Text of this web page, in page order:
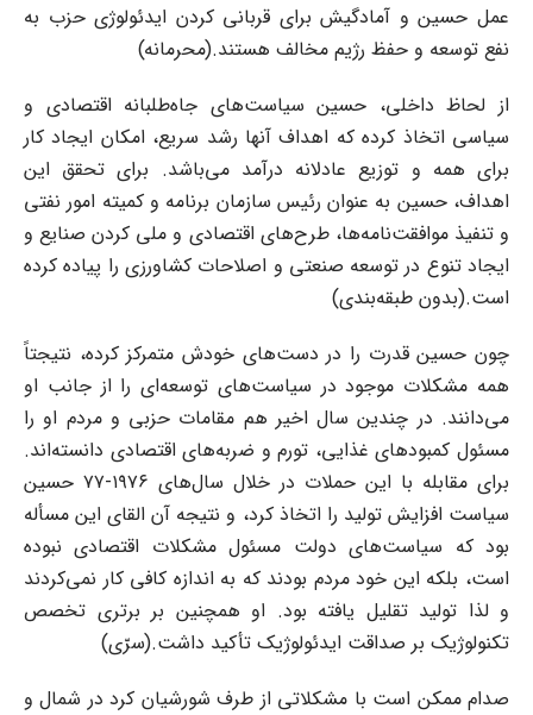
عمل حسین و آمادگیش برای قربانی کردن ایدئولوژی حزب به
نفع توسعه و حفظ رژیم مخالف هستند.(محرمانه)
از لحاظ داخلی، حسین سیاست‌های جاه‌طلبانه اقتصادی و
سیاسی اتخاذ کرده که اهداف آنها رشد سریع، امکان ایجاد کار
برای همه و توزیع عادلانه درآمد می‌باشد. برای تحقق این
اهداف، حسین به عنوان رئیس سازمان برنامه و کمیته امور نفتی
و تنفیذ موافقت‌نامه‌ها، طرح‌های اقتصادی و ملی کردن صنایع و
ایجاد تنوع در توسعه صنعتی و اصلاحات کشاورزی را پیاده کرده
است.(بدون طبقه‌بندی)
چون حسین قدرت را در دست‌های خودش متمرکز کرده، نتیجتاً
همه مشکلات موجود در سیاست‌های توسعه‌ای را از جانب او
می‌دانند. در چندین سال اخیر هم مقامات حزبی و مردم او را
مسئول کمبودهای غذایی، تورم و ضربه‌های اقتصادی دانسته‌اند.
برای مقابله با این حملات در خلال سال‌های ۱۹۷۶-۷۷ حسین
سیاست افزایش تولید را اتخاذ کرد، و نتیجه آن القای این مسأله
بود که سیاست‌های دولت مسئول مشکلات اقتصادی نبوده
است، بلکه این خود مردم بودند که به اندازه کافی کار نمی‌کردند
و لذا تولید تقلیل یافته بود. او همچنین بر برتری تخصص
تکنولوژیک بر صداقت ایدئولوژیک تأکید داشت.(سرّی)
صدام ممکن است با مشکلاتی از طرف شورشیان کرد در شمال و